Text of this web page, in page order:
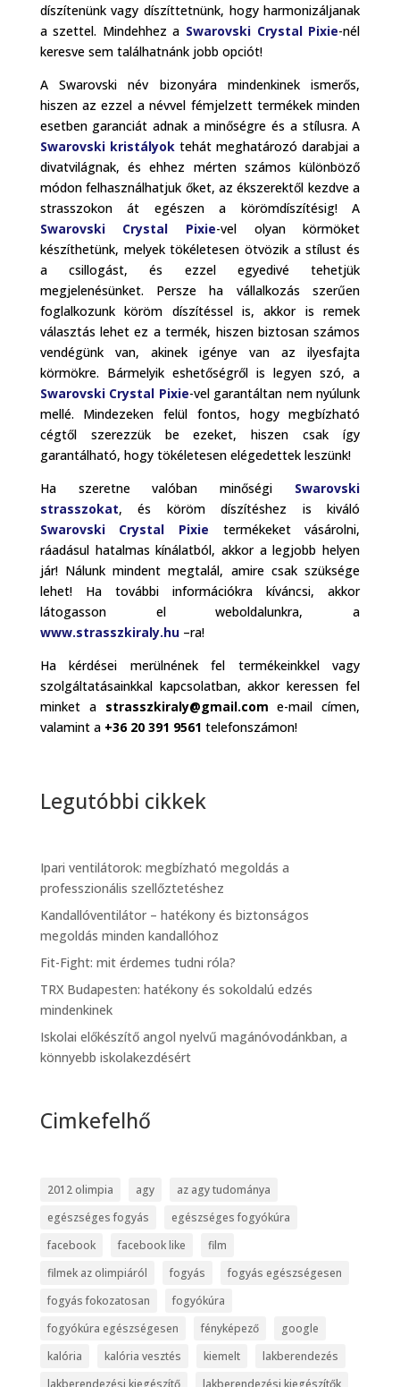
díszítenünk vagy díszíttetnünk, hogy harmonizáljanak
a szettel. Mindehhez a Swarovski Crystal Pixie-nél
keresve sem találhatnánk jobb opciót!
A Swarovski név bizonyára mindenkinek ismerős,
hiszen az ezzel a névvel fémjelzett termékek minden
esetben garanciát adnak a minőségre és a stílusra. A
Swarovski kristályoktehát meghatározó darabjai a
divatvilágnak, és ehhez mérten számos különböző
módon felhasználhatjuk őket, az ékszerektől kezdve a
strasszokon át egészen a körömdíszítésig! A
Swarovski Crystal Pixie-vel olyan körmöket
készíthetünk, melyek tökéletesen ötvözik a stílust és
a csillogást, és ezzel egyedivé tehetjük
megjelenésünket. Persze ha vállalkozás szerűen
foglalkozunk köröm díszítéssel is, akkor is remek
választás lehet ez a termék, hiszen biztosan számos
vendégünk van, akinek igénye van az ilyesfajta
körmökre. Bármelyik eshetőségről is legyen szó, a
Swarovski Crystal Pixie-vel garantáltan nem nyúlunk
mellé. Mindezeken felül fontos, hogy megbízható
cégtől szerezzük be ezeket, hiszen csak így
garantálható, hogy tökéletesen elégedettek leszünk!
Ha szeretne valóban minőségi Swarovski
strasszokat, és köröm díszítéshez is kiváló
Swarovski Crystal Pixie termékeket vásárolni,
ráadásul hatalmas kínálatból, akkor a legjobb helyen
jár! Nálunk mindent megtalál, amire csak szüksége
lehet! Ha további információkra kíváncsi, akkor
látogasson el weboldalunkra, a
www.strasszkiraly.hu–ra!
Ha kérdései merülnének fel termékeinkkel vagy
szolgáltatásainkkal kapcsolatban, akkor keressen fel
minket a strasszkiraly@gmail.com e-mail címen,
valamint a +36 20 391 9561 telefonszámon!
Legutóbbi cikkek
Ipari ventilátorok: megbízható megoldás a
professzionális szellőztetéshez
Kandallóventilátor – hatékony és biztonságos
megoldás minden kandallóhoz
Fit-Fight: mit érdemes tudni róla?
TRX Budapesten: hatékony és sokoldalú edzés
mindenkinek
Iskolai előkészítő angol nyelvű magánóvodánkban, a
könnyebb iskolakezdésért
Cimkefelhő
2012 olimpia agy
az agy tudománya
egészséges fogyás
egészséges fogyókúra
facebook
facebook like
film
filmek az olimpiáról
fogyás
fogyás egészségesen
fogyás fokozatosan
fogyókúra
fogyókúra egészségesen
fényképező
google
kalória
kalória vesztés kiemelt
lakberendezés
lakberendezési kiegészítő
lakberendezési kiegészítők